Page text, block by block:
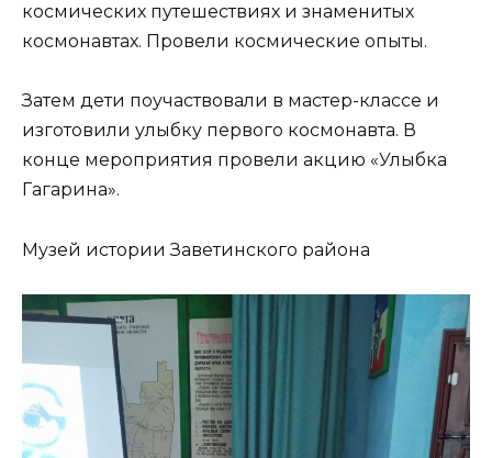
космических путешествиях и знаменитых
космонавтах. Провели космические опыты.
Затем дети поучаствовали в мастер-классе и
изготовили улыбку первого космонавта. В
конце мероприятия провели акцию «Улыбка
Гагарина».
Музей истории Заветинского района